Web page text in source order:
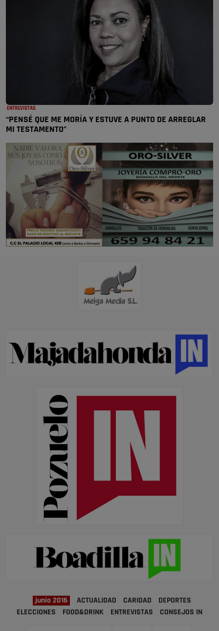
ENTREVISTAS
“PENSÉ QUE ME MORÍA Y ESTUVE A PUNTO DE ARREGLAR
MI TESTAMENTO”
junio 2016 ACTUALIDAD CARIDAD
DEPORTES
ELECCIONES
FOOD&DRINK ENTREVISTAS CONSEJOS IN